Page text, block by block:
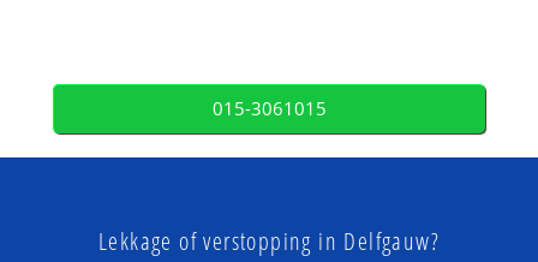
015-3061015
Lekkage of verstopping in Delfgauw?